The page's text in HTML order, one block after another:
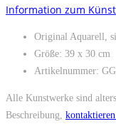
Information zum
Original Aquarell,
Größe: 39 x 30 cm
Artikelnummer:
Alle Kunstwerke sind
Beschreibung,